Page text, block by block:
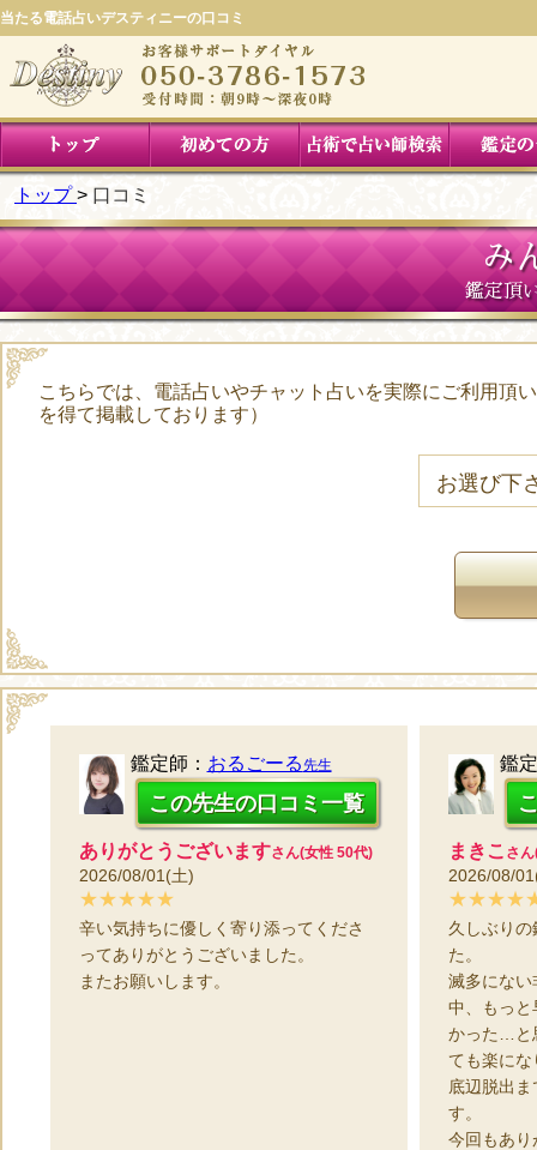
当たる電話占いデスティニーの口コミ
トップ 口コミ
み
鑑定頂
こちらでは、電話占いやチャット占いを実際にご利用頂
を得て掲載しております）
鑑定師： おるごーる先生
この先生の口コミ一覧
ありがとうございますさん(女性 50代)
2026/08/01(土)
★★★★★
辛い気持ちに優しく寄り添ってくださ
ってありがとうございました。
またお願いします。
鑑
まきこ さ
2026/08/
久しぶり
た。
滅多にない
中、もっと
かった…と
ても楽に
底辺脱出
す。
今回もあり